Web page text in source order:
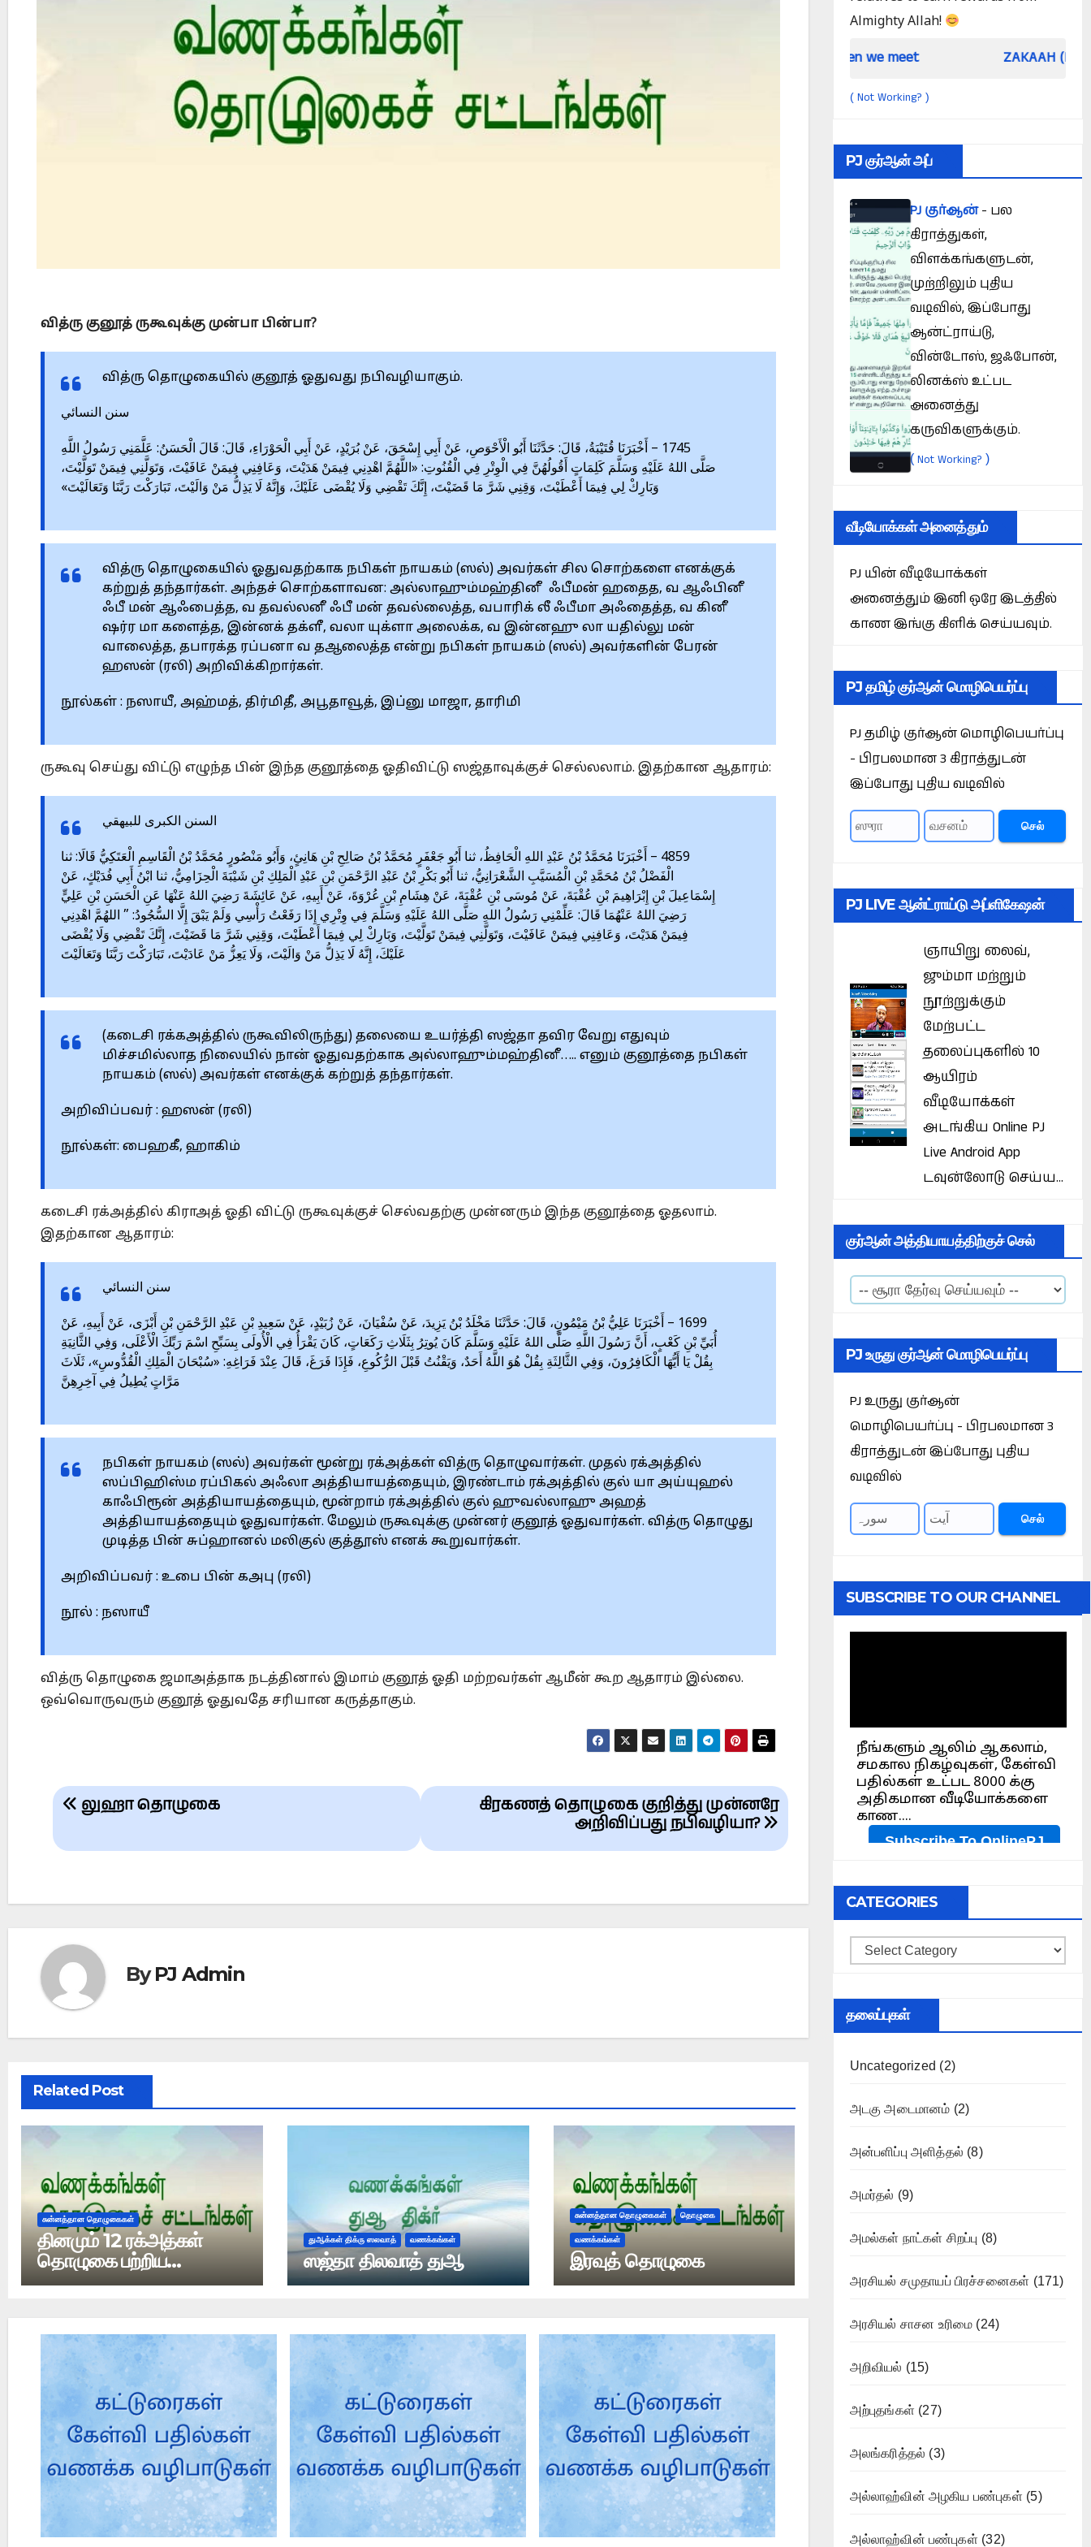
வித்ரு குனூத் ருகூவுக்கு முன்பா பின்பா?
வித்ரு தொழுகையில் குனூத் ஓதுவது நபிவழியாகும்.
سنن النسائي
1745 – أَخْبَرَنَا قُتَيْبَةُ، قَالَ: حَدَّثَنَا أَبُو الْأَحْوَصِ، عَنْ أَبِي إِسْحَقَ، عَنْ بُرَيْدٍ، عَنْ أَبِي الْحَوْرَاءِ، قَالَ: قَالَ الْحَسَنُ: عَلَّمَنِي رَسُولُ اللَّهِ
صَلَّى اللهُ عَلَيْهِ وَسَلَّمَ كَلِمَاتٍ أَقُولُهُنَّ فِي الْوِتْرِ فِي الْقُنُوتِ: «اللَّهُمَّ اهْدِنِي فِيمَنْ هَدَيْتَ، وَعَافِنِي فِيمَنْ عَافَيْتَ، وَتَوَلَّنِي فِيمَنْ تَوَلَّيْتَ،
وَبَارِكْ لِي فِيمَا أَعْطَيْتَ، وَقِنِي شَرَّ مَا قَضَيْتَ، إِنَّكَ تَقْضِي وَلَا يُقْضَى عَلَيْكَ، وَإِنَّهُ لَا يَذِلُّ مَنْ وَالَيْتَ، تَبَارَكْتَ رَبَّنَا وَتَعَالَيْتَ»
வித்ரு தொழுகையில் ஓதுவதற்காக நபிகள் நாயகம் (ஸல்) அவர்கள் சில சொற்களை எனக்குக்
கற்றுத் தந்தார்கள். அந்தச் சொற்களாவன: அல்லாஹும்மஹ்தினீ ஃபீமன் ஹதைத, வ ஆஃபினீ
ஃபீ மன் ஆஃபைத்த, வ தவல்லனீ ஃபீ மன் தவல்லைத்த, வபாரிக் லீ ஃபீமா அஃதைத்த, வ கினீ
ஷர்ர மா களைத்த, இன்னக் தக்ளீ, வலா யுக்ளா அலைக்க, வ இன்னஹு லா யதில்லு மன்
வாலைத்த, தபாரக்த ரப்பனா வ தஆலைத்த என்று நபிகள் நாயகம் (ஸல்) அவர்களின் பேரன்
ஹஸன் (ரலி) அறிவிக்கிறார்கள்.
நூல்கள் : நஸாயீ, அஹ்மத், திர்மிதீ, அபூதாவூத், இப்னு மாஜா, தாரிமி
ருகூவு செய்து விட்டு எழுந்த பின் இந்த குனூத்தை ஓதிவிட்டு ஸஜ்தாவுக்குச் செல்லலாம். இதற்கான ஆதாரம்:
السنن الكبرى للبيهقي
4859 – أَخْبَرَنَا مُحَمَّدُ بْنُ عَبْدِ اللهِ الْحَافِظُ، ثنا أَبُو جَعْفَرٍ مُحَمَّدُ بْنُ صَالِحِ بْنِ هَانِئٍ، وَأَبُو مَنْصُورٍ مُحَمَّدُ بْنُ الْقَاسِمِ الْعَتَكِيُّ قَالَا: ثنا
الْفَضْلُ بْنُ مُحَمَّدِ بْنِ الْمُسَيَّبِ الشَّعْرَانِيُّ، ثنا أَبُو بَكْرِ بْنُ عَبْدِ الرَّحْمَنِ بْنِ عَبْدِ الْمَلِكِ بْنِ شَيْبَةَ الْحِزَامِيُّ، ثنا ابْنُ أَبِي فُدَيْكٍ، عَنْ
إِسْمَاعِيلَ بْنِ إِبْرَاهِيمَ بْنِ عُقْبَةَ، عَنْ مُوسَى بْنِ عُقْبَةَ، عَنْ هِشَامِ بْنِ عُرْوَةَ، عَنْ أَبِيهِ، عَنْ عَائِشَةَ رَضِيَ اللهُ عَنْهَا عَنِ الْحَسَنِ بْنِ عَلِيٍّ
رَضِيَ اللهُ عَنْهُمَا قَالَ: عَلِّمْنِي رَسُولُ اللهِ صَلَّى اللهُ عَلَيْهِ وَسَلَّمَ فِي وِتْرِي إِذَا رَفَعْتُ رَأْسِي وَلَمْ يَبْقَ إِلَّا السُّجُودُ: ” اللهُمَّ اهْدِنِي
فِيمَنْ هَدَيْتَ، وَعَافِنِي فِيمَنْ عَافَيْتَ، وَتَوَلَّنِي فِيمَنْ تَوَلَّيْتَ، وَبَارِكْ لِي فِيمَا أَعْطَيْتَ، وَقِنِي شَرَّ مَا قَضَيْتَ، إِنَّكَ تَقْضِي وَلَا يُقْضَى
عَلَيْكَ، إِنَّهُ لَا يَذِلُّ مَنْ وَالَيْتَ، وَلَا يَعِزُّ مَنْ عَادَيْتَ، تَبَارَكْتَ رَبَّنَا وَتَعَالَيْتَ
(கடைசி ரக்கஅத்தில் ருகூவிலிருந்து) தலையை உயர்த்தி ஸஜ்தா தவிர வேறு எதுவும்
மிச்சமில்லாத நிலையில் நான் ஓதுவதற்காக அல்லாஹும்மஹ்தினீ….. எனும் குனூத்தை நபிகள்
நாயகம் (ஸல்) அவர்கள் எனக்குக் கற்றுத் தந்தார்கள்.
அறிவிப்பவர் : ஹஸன் (ரலி)
நூல்கள்: பைஹகீ, ஹாகிம்
கடைசி ரக்அத்தில் கிராஅத் ஓதி விட்டு ருகூவுக்குச் செல்வதற்கு முன்னரும் இந்த குனூத்தை ஓதலாம்.
இதற்கான ஆதாரம்:
سنن النسائي
1699 – أَخْبَرَنَا عَلِيُّ بْنُ مَيْمُونٍ، قَالَ: حَدَّثَنَا مَخْلَدُ بْنُ يَزِيدَ، عَنْ سُفْيَانَ، عَنْ زُبَيْدٍ، عَنْ سَعِيدِ بْنِ عَبْدِ الرَّحْمَنِ بْنِ أَبْزَى، عَنْ أَبِيهِ، عَنْ
أُبَيِّ بْنِ كَعْبٍ، أَنَّ رَسُولَ اللَّهِ صَلَّى اللهُ عَلَيْهِ وَسَلَّمَ كَانَ يُوتِرُ بِثَلَاثِ رَكَعَاتٍ، كَانَ يَقْرَأُ فِي الْأُولَى بِسَبِّحِ اسْمَ رَبِّكَ الْأَعْلَى، وَفِي الثَّانِيَةِ
بِقُلْ يَا أَيُّهَا الْكَافِرُونَ، وَفِي الثَّالِثَةِ بِقُلْ هُوَ اللَّهُ أَحَدٌ، وَيَقْنُتُ قَبْلَ الرُّكُوعِ، فَإِذَا فَرَغَ، قَالَ عِنْدَ فَرَاغِهِ: «سُبْحَانَ الْمَلِكِ الْقُدُّوسِ»، ثَلَاثَ
مَرَّاتٍ يُطِيلُ فِي آخِرِهِنَّ
நபிகள் நாயகம் (ஸல்) அவர்கள் மூன்று ரக்அத்கள் வித்ரு தொழுவார்கள். முதல் ரக்அத்தில்
ஸப்பிஹிஸ்ம ரப்பிகல் அஃலா அத்தியாயத்தையும், இரண்டாம் ரக்அத்தில் குல் யா அய்யுஹல்
காஃபிரூன் அத்தியாயத்தையும், மூன்றாம் ரக்அத்தில் குல் ஹுவல்லாஹு அஹத்
அத்தியாயத்தையும் ஓதுவார்கள். மேலும் ருகூவுக்கு முன்னர் குனூத் ஓதுவார்கள். வித்ரு தொழுது
முடித்த பின் சுப்ஹானல் மலிகுல் குத்தூஸ் எனக் கூறுவார்கள்.
அறிவிப்பவர் : உபை பின் கஅபு (ரலி)
நூல் : நஸாயீ
வித்ரு தொழுகை ஜமாஅத்தாக நடத்தினால் இமாம் குனூத் ஓதி மற்றவர்கள் ஆமீன் கூற ஆதாரம் இல்லை.
ஒவ்வொருவரும் குனூத் ஓதுவதே சரியான கருத்தாகும்.
Post
navigation
கிரகணத் தொழுகை குறித்து முன்னரே
அறிவிப்பது நபிவழியா?
லுஹா தொழுகை
ByPJ Admin
Related Post
சுன்னத்தான தொழுகைகள்
தினமும் 12 ரக்அத்கள்
தொழுகை பற்றிய
ஹதீஸ்கள் அனைத்தும்
துஆக்கள் திக்ரு ஸலவாத் வணக்கங்கள்
ஸஜ்தா திலவாத் துஆ
சுன்னத்தான தொழுகைகள் தொழுகை
வணக்கங்கள்
இரவுத் தொழுகை
Almighty Allah!
Did Jesus Resurrect on Sunday or Monday? Is Prophet Muhammad superior to Jesus? ZAKAAH (In the light of Qur
( Not Working? )
PJ குர்ஆன் அப்
PJ குர்ஆன்- பல
கிராத்துகள்,
விளக்கங்களுடன்,
முற்றிலும் புதிய
வடிவில், இப்போது
ஆன்ட்ராய்டு,
வின்டோஸ், ஜஃபோன்,
லினக்ஸ் உட்பட
அனைத்து
கருவிகளுக்கும்.
(Not Working? )
வீடியோக்கள் அனைத்தும்
PJ யின் வீடியோக்கள்
அனைத்தும் இனி ஒரே இடத்தில்
காண இங்கு கிளிக் செய்யவும்.
PJ தமிழ் குர்ஆன் மொழிபெயர்ப்பு
PJ தமிழ் குர்ஆன் மொழிபெயர்ப்பு
- பிரபலமான 3 கிராத்துடன்
இப்போது புதிய வடிவில்
செல்
PJ LIVE ஆன்ட்ராய்டு அப்ளிகேஷன்
ஞாயிறு லைவ்,
ஜும்மா மற்றும்
நூற்றுக்கும்
மேற்பட்ட
தலைப்புகளில் 10
ஆயிரம்
வீடியோக்கள்
அடங்கிய Online PJ
Live Android App
டவுன்லோடு செய்ய...
குர்ஆன் அத்தியாயத்திற்குச் செல்
PJ உருது குர்ஆன் மொழிபெயர்ப்பு
PJ உருது குர்ஆன்
மொழிபெயர்ப்பு - பிரபலமான 3
கிராத்துடன் இப்போது புதிய
வடிவில்
செல்
SUBSCRIBE TO OUR CHANNEL
CATEGORIES
Categories
தலைப்புகள்
Uncategorized (2)
அடகு அடைமானம் (2)
அன்பளிப்பு அளித்தல் (8)
அமர்தல் (9)
அமல்கள் நாட்கள் சிறப்பு (8)
அரசியல் சமுதாயப் பிரச்சனைகள் (171)
அரசியல் சாசன உரிமை (24)
அறிவியல் (15)
அற்புதங்கள் (27)
அலங்கரித்தல் (3)
அல்லாஹ்வின் அழகிய பண்புகள் (5)
அல்லாஹ்வின் பண்புகள் (32)